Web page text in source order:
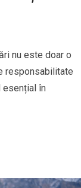
nu este doar o
responsabilitate
esențial în